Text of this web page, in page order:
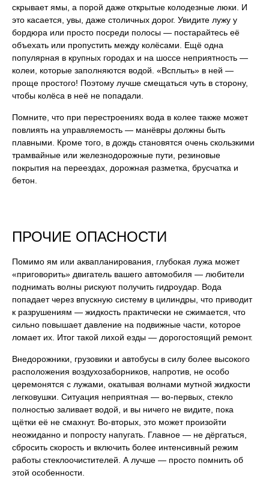
скрывает ямы, а порой даже открытые колодезные люки. И
это касается, увы, даже столичных дорог. Увидите лужу у
бордюра или просто посреди полосы — постарайтесь её
объехать или пропустить между колёсами. Ещё одна
популярная в крупных городах и на шоссе неприятность —
колеи, которые заполняются водой. «Всплыть» в ней —
проще простого! Поэтому лучше смещаться чуть в сторону,
чтобы колёса в неё не попадали.
Помните, что при перестроениях вода в колее также может
повлиять на управляемость — манёвры должны быть
плавными. Кроме того, в дождь становятся очень скользкими
трамвайные или железнодорожные пути, резиновые
покрытия на переездах, дорожная разметка, брусчатка и
бетон.
ПРОЧИЕ ОПАСНОСТИ
Помимо ям или аквапланирования, глубокая лужа может
«приговорить» двигатель вашего автомобиля — любители
поднимать волны рискуют получить гидроудар. Вода
попадает через впускную систему в цилиндры, что приводит
к разрушениям — жидкость практически не сжимается, что
сильно повышает давление на подвижные части, которое
ломает их. Итог такой лихой езды — дорогостоящий ремонт.
Внедорожники, грузовики и автобусы в силу более высокого
расположения воздухозаборников, напротив, не особо
церемонятся с лужами, окатывая волнами мутной жидкости
легковушки. Ситуация неприятная — во-первых, стекло
полностью заливает водой, и вы ничего не видите, пока
щётки её не смахнут. Во-вторых, это может произойти
неожиданно и попросту напугать. Главное — не дёргаться,
сбросить скорость и включить более интенсивный режим
работы стеклоочистителей. А лучше — просто помнить об
этой особенности.